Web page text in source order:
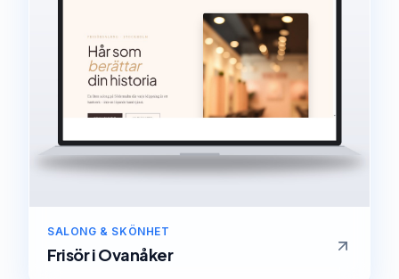
SALONG & SKÖNHET
FrisöriOvanåker